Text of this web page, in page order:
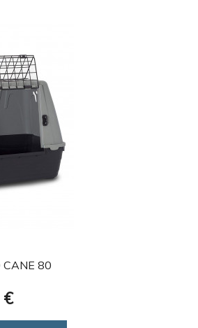
CANE 80
€